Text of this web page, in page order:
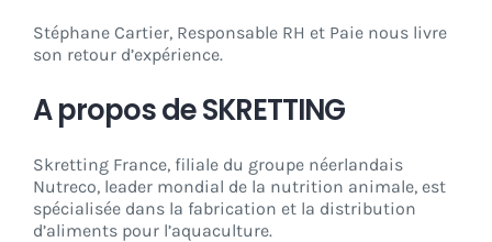
Stéphane Cartier, Responsable RH et Paie nous livre
son retour d’expérience.
A propos de SKRETTING
Skretting France, filiale du groupe néerlandais
Nutreco, leader mondial de la nutrition animale, est
spécialisée dans la fabrication et la distribution
d’aliments pour l’aquaculture.